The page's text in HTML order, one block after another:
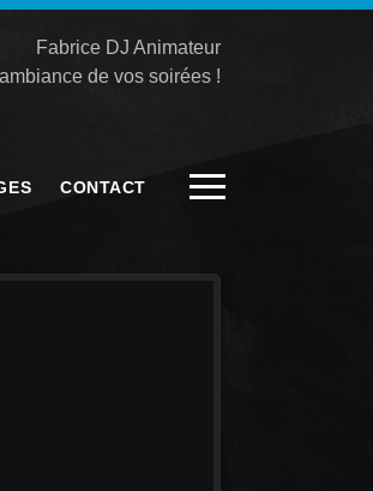
Fabrice DJ Animateur
de vos soirées !
CONTACT